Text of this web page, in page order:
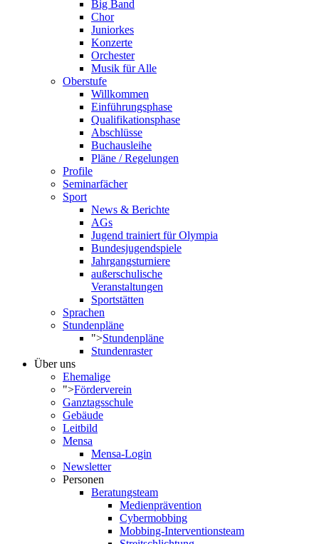
Big Band
Chor
Juniorkes
Konzerte
Orchester
Musik für Alle
Oberstufe
Willkommen
Einführungsphase
Qualifikationsphase
Abschlüsse
Buchausleihe
Pläne / Regelungen
Profile
Seminarfächer
Sport
News & Berichte
AGs
Jugend trainiert für Olympia
Bundesjugendspiele
Jahrgangsturniere
außerschulische
Veranstaltungen
Sportstätten
Sprachen
Stundenpläne
">Stundenpläne
Stundenraster
Über uns
Ehemalige
">Förderverein
Ganztagsschule
Gebäude
Leitbild
Mensa
Mensa-Login
Newsletter
Personen
Beratungsteam
Medienprävention
Cybermobbing
Mobbing-Interventionsteam